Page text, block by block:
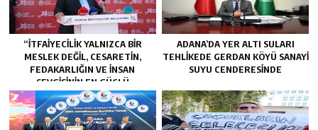
“İTFAIYECILIK YALNIZCA BIR
MESLEK DEĞIL, CESARETIN,
FEDAKARLIĞIN VE INSAN
SEVGISININ EN GÜÇLÜ
TEMSILIDIR.”
ADANA’DA YER ALTI SULARI
TEHLİKEDE GERDAN KÖYÜ SANAYİ
SUYU CENDERESİNDE